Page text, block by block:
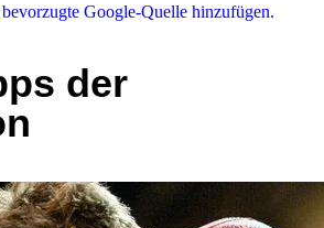
Google-Quelle hinzufügen.
der